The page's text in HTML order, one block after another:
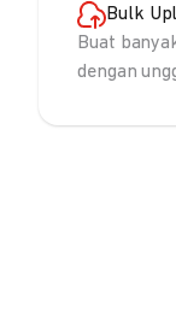
Bulk
Buat
dengan